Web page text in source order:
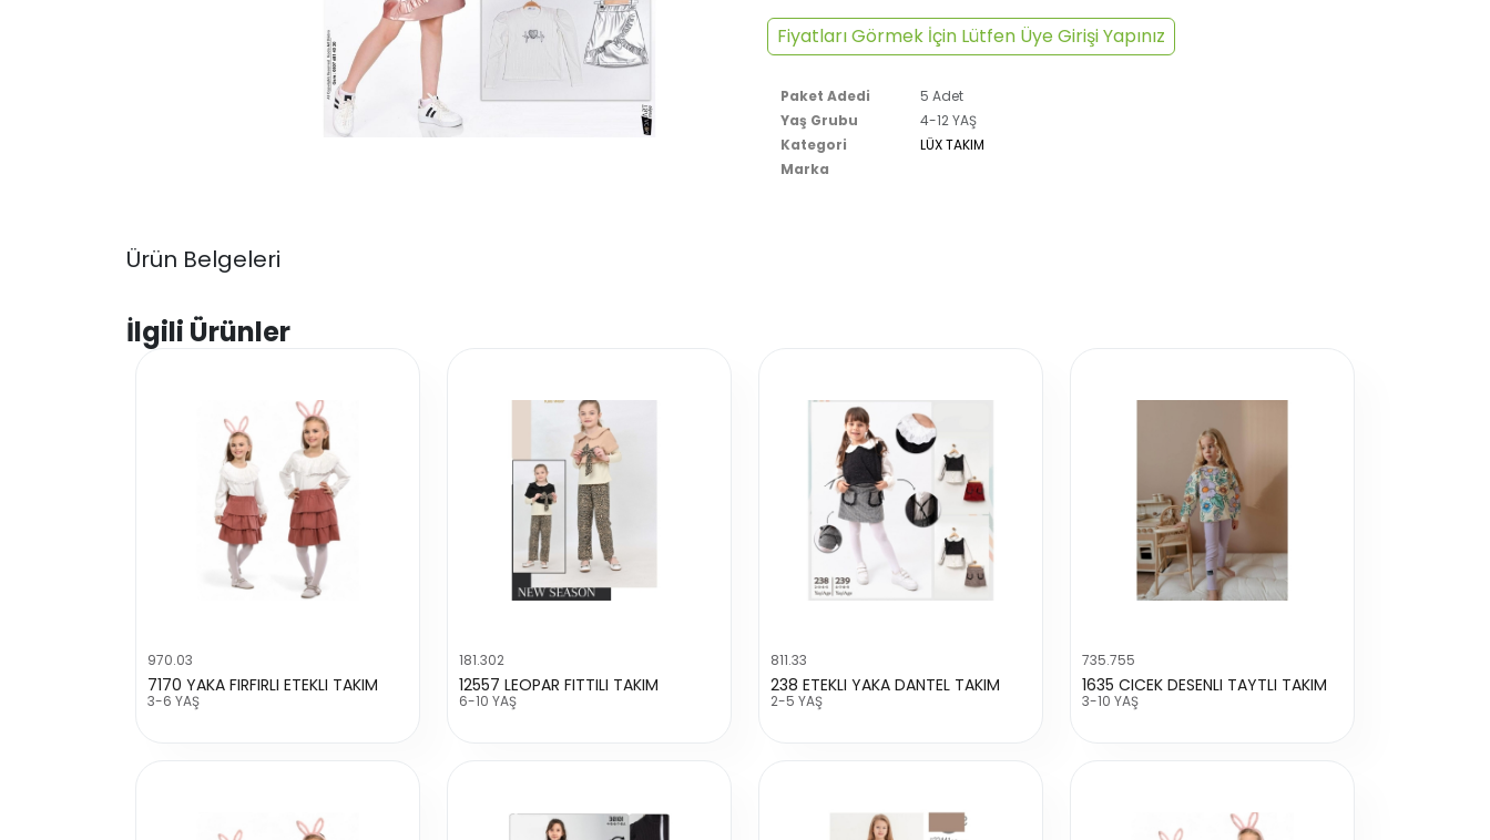
Fiyatları Görmek İçin Lütfen Üye Girişi Yapınız
Paket Adedi
5 Adet
Yaş Grubu
4-12 YAŞ
Kategori
LÜX TAKIM
Marka
Ürün Belgeleri
İlgili Ürünler
970.03
7170 YAKA FIRFIRLI ETEKLI TAKIM
3-6 YAŞ
181.302
12557 LEOPAR FITTILI TAKIM
6-10 YAŞ
811.33
238 ETEKLI YAKA DANTEL TAKIM
2-5 YAŞ
735.755
1635 CICEK DESENLI TAYTLI TAKIM
3-10 YAŞ